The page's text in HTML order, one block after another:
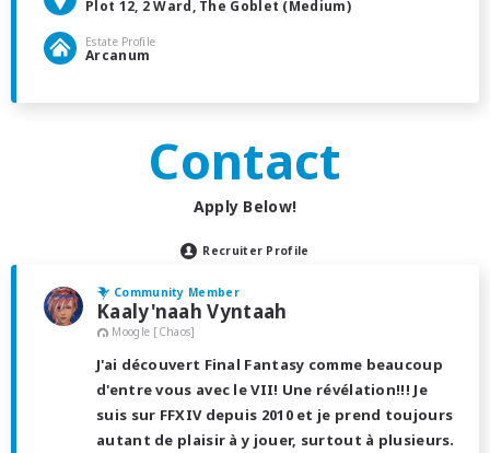
Plot 12, 2 Ward, The Goblet (Medium)
Estate Profile
Arcanum
Contact
Apply Below!
Recruiter Profile
Community Member
Kaaly'naah Vyntaah
Moogle [Chaos]
J'ai découvert Final Fantasy comme beaucoup
d'entre vous avec le VII! Une révélation!!! Je
suis sur FFXIV depuis 2010 et je prend toujours
autant de plaisir à y jouer, surtout à plusieurs.